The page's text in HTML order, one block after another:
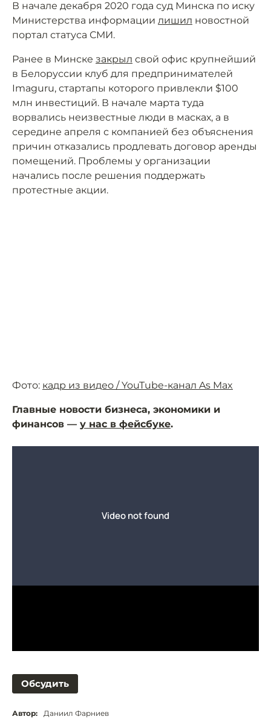
В начале декабря 2020 года суд Минска по иску
Министерства информации лишил новостной
портал статуса СМИ.
Ранее в Минске закрыл свой офис крупнейший
в Белоруссии клуб для предпринимателей
Imaguru, стартапы которого привлекли $100
млн инвестиций. В начале марта туда
ворвались неизвестные люди в масках, а в
середине апреля с компанией без объяснения
причин отказались продлевать договор аренды
помещений. Проблемы у организации
начались после решения поддержать
протестные акции.
Фото: кадр из видео / YouTube-канал As Max
Главные новости бизнеса, экономики и
финансов — у нас в фейсбуке.
Обсудить
Автор: Даниил Фарниев